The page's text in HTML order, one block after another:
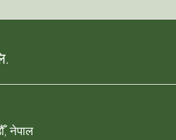
नेपाल